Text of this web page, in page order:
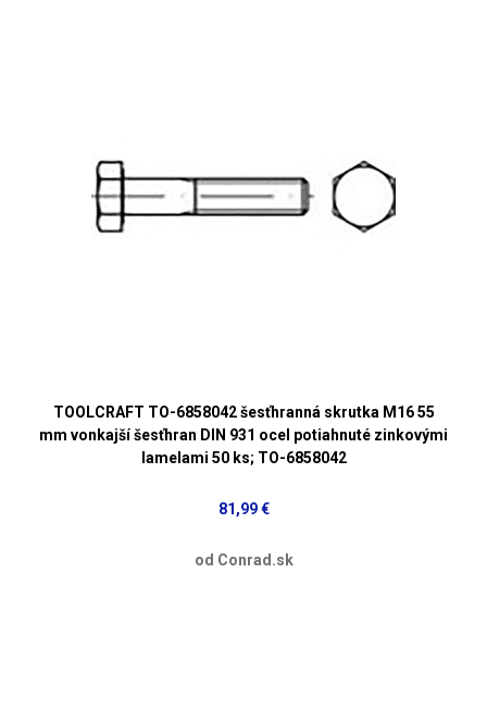
TOOLCRAFT TO-6858042 šesťhranná skrutka M16 55
mm vonkajší šesťhran DIN 931 ocel potiahnuté zinkovými
lamelami 50 ks; TO-6858042
81,99 €
od Conrad.sk